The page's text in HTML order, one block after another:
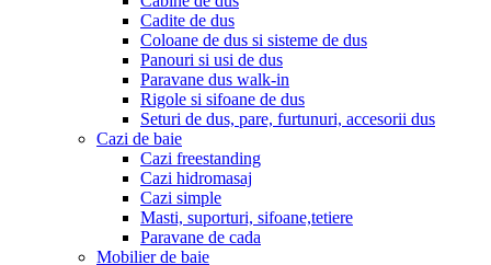
Cadite de dus
Coloane de dus si sisteme de dus
Panouri si usi de dus
Paravane dus walk-in
Rigole si sifoane de dus
Seturi de dus, pare, furtunuri, accesorii dus
Cazi de baie
Cazi freestanding
Cazi hidromasaj
Cazi simple
Masti, suporturi, sifoane,tetiere
Paravane de cada
Mobilier de baie